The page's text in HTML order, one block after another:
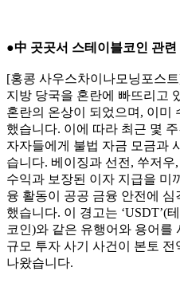
●中 곳곳서 스테이블코인 관
[홍콩 사우스차이나모닝포스
지방 당국을 혼란에 빠뜨리고
혼란의 온상이 되었으며, 이미
했습니다. 이에 따라 최근 몇
자자들에게 불법 자금 모금과
습니다. 베이징과 선전, 쑤저우
수익과 보장된 이자 지급을 미
융 활동이 공공 금융 안전에
했습니다. 이 경고는 ‘USDT’(
코인)와 같은 유행어와 용어를
규모 투자 사기 사건이 본토 전
나왔습니다.